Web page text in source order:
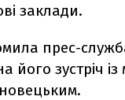
заклади.
прес-
його зустріч